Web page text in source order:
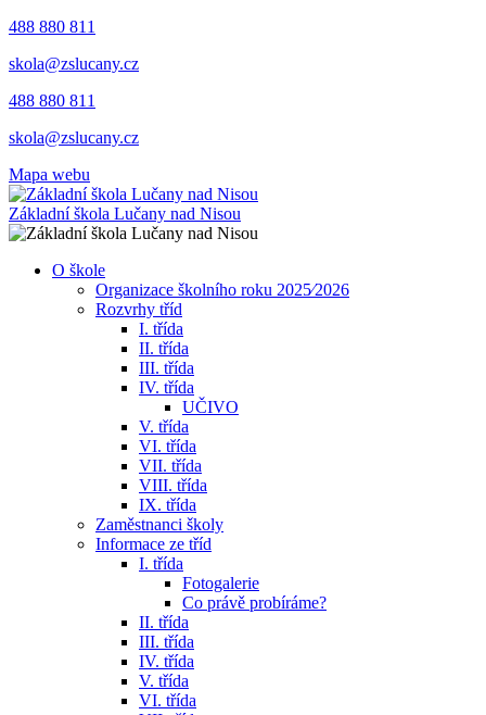
488 880 811
skola@zslucany.cz
488 880 811
skola@zslucany.cz
Mapa webu
Základní škola Lučany nad Nisou
O škole
Organizace školního roku 2025⁄2026
Rozvrhy tříd
I. třída
II. třída
III. třída
IV. třída
UČIVO
V. třída
VI. třída
VII. třída
VIII. třída
IX. třída
Zaměstnanci školy
Informace ze tříd
I. třída
Fotogalerie
Co právě probíráme?
II. třída
III. třída
IV. třída
V. třída
VI. třída